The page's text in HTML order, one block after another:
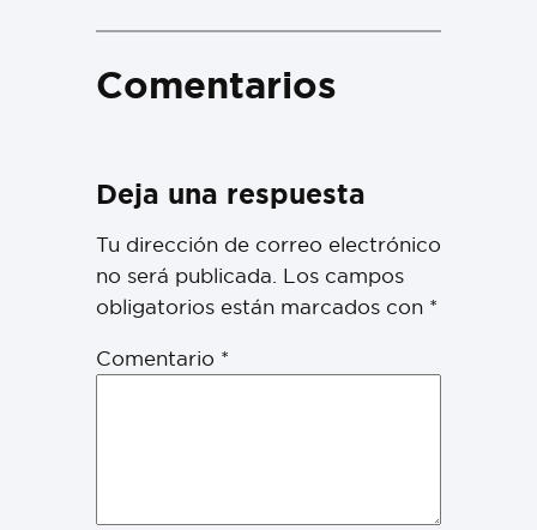
Comentarios
Deja una respuesta
Tu dirección de correo electrónico
no será publicada. Los campos
obligatorios están marcados con *
Comentario *